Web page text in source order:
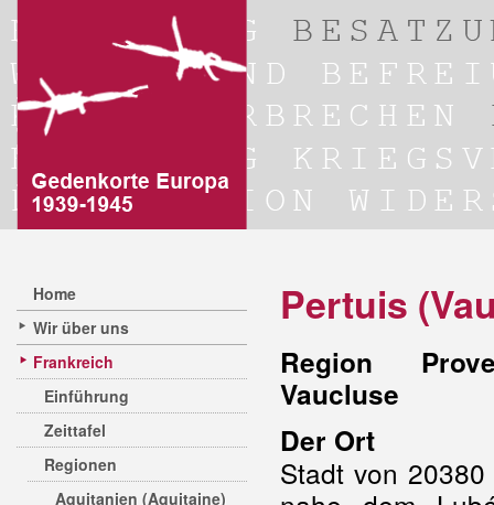
Home
Wir über uns
Frankreich
Einführung
Zeittafel
Regionen
Aquitanien (Aquitaine)
Pertuis
Region
Vaucluse
Der Ort
Stadt von